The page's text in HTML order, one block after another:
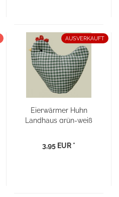
AUSVERKAUFT
Eierwärmer Huhn
Landhaus grün-weiß
3,95 EUR *